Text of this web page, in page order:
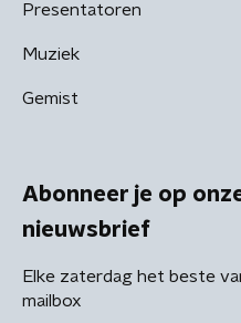
Presentatoren
Muziek
Gemist
Abonneer je op
nieuwsbrief
Elke zaterdag het beste
mailbox